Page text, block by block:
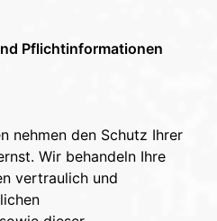
Pflichtinformationen
nehmen den Schutz Ihrer
Wir behandeln Ihre
vertraulich und